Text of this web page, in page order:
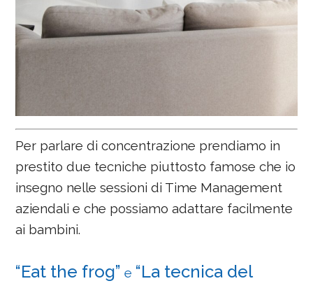
Per parlare di concentrazione prendiamo in
prestito due tecniche piuttosto famose che io
insegno nelle sessioni di Time Management
aziendali e che possiamo adattare facilmente
ai bambini.
“Eat the frog” e “La tecnica del